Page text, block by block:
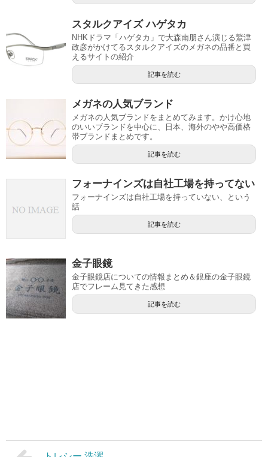
スタルクアイズ ハゲタカ
NHKドラマ「ハゲタカ」で大森南朋さん演じる鷲津
政彦がかけてるスタルクアイズのメガネの品番と買
えるサイトの紹介
記事を読む
メガネの人気ブランド
メガネの人気ブランドをまとめてみます。かけ心地
のいいブランドを中心に、日本、海外のやや高価格
帯ブランドまとめです。
記事を読む
フォーナインズは自社工場を持ってない
フォーナインズは自社工場を持っていない、という
話
記事を読む
金子眼鏡
金子眼鏡店についての情報まとめ＆銀座の金子眼鏡
店でフレーム見てきた感想
記事を読む